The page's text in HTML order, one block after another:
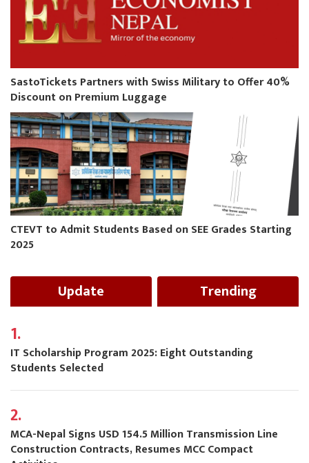
SastoTickets Partners with Swiss Military to Offer 40%
Discount on Premium Luggage
CTEVT to Admit Students Based on SEE Grades Starting
2025
Update Trending
1.
IT Scholarship Program 2025: Eight Outstanding
Students Selected
2.
MCA-Nepal Signs USD 154.5 Million Transmission Line
Construction Contracts, Resumes MCC Compact